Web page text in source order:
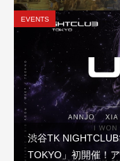
EVENTS
渋谷TK
TOKYO」初開催！